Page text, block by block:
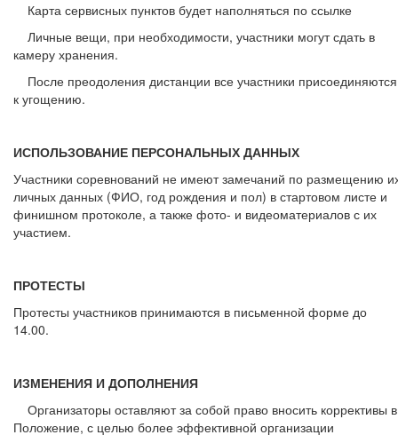
Карта сервисных пунктов будет наполняться по ссылке
Личные вещи, при необходимости, участники могут сдать в
камеру хранения.
После преодоления дистанции все участники присоединяются
к угощению.
ИСПОЛЬЗОВАНИЕ ПЕРСОНАЛЬНЫХ ДАННЫХ
Участники соревнований не имеют замечаний по размещению
личных данных (ФИО, год рождения и пол) в стартовом листе и
финишном протоколе, а также фото- и видеоматериалов с их
участием.
ПРОТЕСТЫ
Протесты участников принимаются в письменной форме до
14.00.
ИЗМЕНЕНИЯ И ДОПОЛНЕНИЯ
Организаторы оставляют за собой право вносить коррективы в
Положение, с целью более эффективной организации